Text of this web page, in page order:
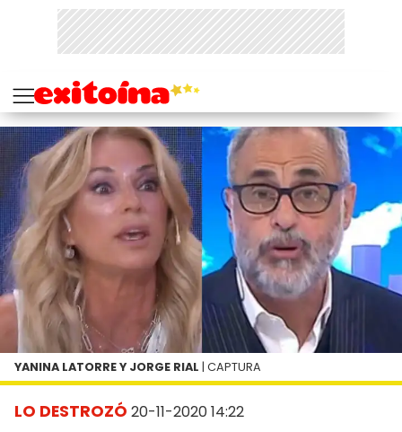
LO DESTROZÓ 20-11-2020 14:22
YANINA LATORRE Y JORGE RIAL | CAPTURA